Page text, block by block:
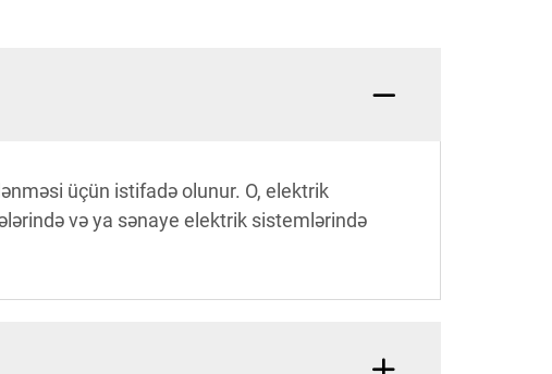
üçün istifadə olunur. O, elektrik
və ya sənaye elektrik sistemlərində